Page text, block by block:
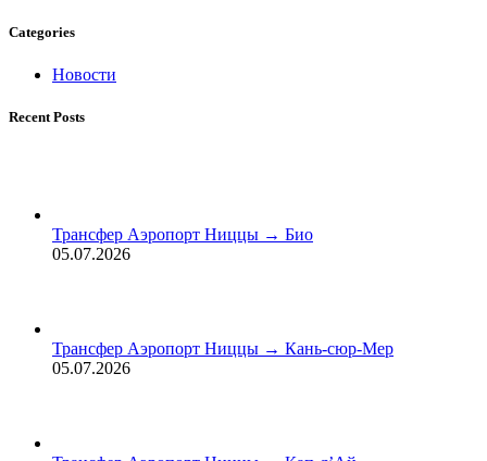
Categories
Новости
Recent Posts
Трансфер Аэропорт Ниццы → Био
05.07.2026
Трансфер Аэропорт Ниццы → Кань-сюр-Мер
05.07.2026